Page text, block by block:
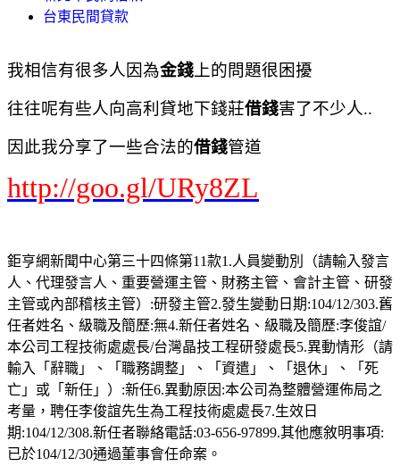
台東民間貸款
我相信有很多人因為金錢 上的問題很困擾
往往呢有些人向高利貸地下錢莊借錢害了不少人..
因此我分享了一些合法的借錢管道
http://goo.gl/URy8ZL
鉅亨網新聞中心第三十四條第11款1.人員變動別（請輸入發言
人、代理發言人、重要營運主管、財務主管、會計主管、研發
主管或內部稽核主管）:研發主管2.發生變動日期:104/12/303.舊
任者姓名、級職及簡歷:無4.新任者姓名、級職及簡歷:李俊誼/
本公司工程技術處處長/台灣晶技工程研發處長5.異動情形（請
輸入「辭職」、「職務調整」、「資遣」、「退休」、「死
亡」或「新任」）:新任6.異動原因:本公司為整體營運佈局之
考量，聘任李俊誼先生為工程技術處處長7.生效日
期:104/12/308.新任者聯絡電話:03-656-97899.其他應敘明事項:
已於104/12/30通過董事會任命案。